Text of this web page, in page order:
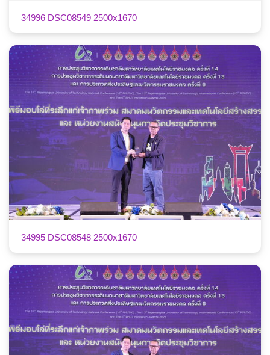
34996 DSC08549 2500x1670
34995 DSC08548 2500x1670